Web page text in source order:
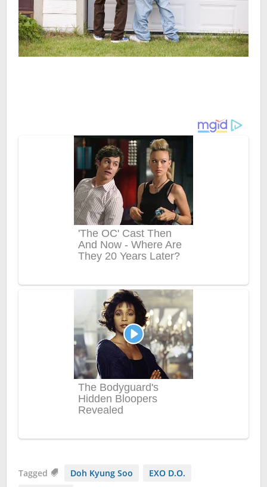
Tagged Doh Kyung Soo EXO D.O.